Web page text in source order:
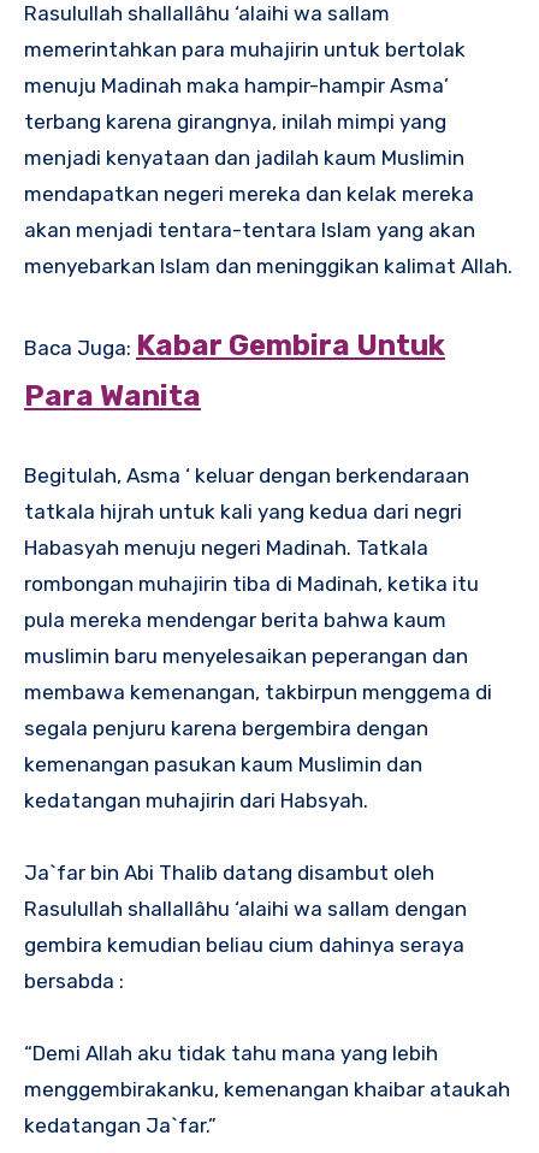
Rasulullah shallallâhu ‘alaihi wa sallam
memerintahkan para muhajirin untuk bertolak
menuju Madinah maka hampir-hampir Asma’
terbang karena girangnya, inilah mimpi yang
menjadi kenyataan dan jadilah kaum Muslimin
mendapatkan negeri mereka dan kelak mereka
akan menjadi tentara-tentara Islam yang akan
menyebarkan Islam dan meninggikan kalimat Allah.
Baca Juga: Kabar Gembira Untuk
Para Wanita
Begitulah, Asma ‘ keluar dengan berkendaraan
tatkala hijrah untuk kali yang kedua dari negri
Habasyah menuju negeri Madinah. Tatkala
rombongan muhajirin tiba di Madinah, ketika itu
pula mereka mendengar berita bahwa kaum
muslimin baru menyelesaikan peperangan dan
membawa kemenangan, takbirpun menggema di
segala penjuru karena bergembira dengan
kemenangan pasukan kaum Muslimin dan
kedatangan muhajirin dari Habsyah.
Ja`far bin Abi Thalib datang disambut oleh
Rasulullah shallallâhu ‘alaihi wa sallam dengan
gembira kemudian beliau cium dahinya seraya
bersabda :
“Demi Allah aku tidak tahu mana yang lebih
menggembirakanku, kemenangan khaibar ataukah
kedatangan Ja`far.”